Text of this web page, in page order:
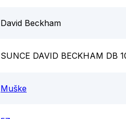
David Beckham
SUNCE DAVID BECKHAM DB
Muške